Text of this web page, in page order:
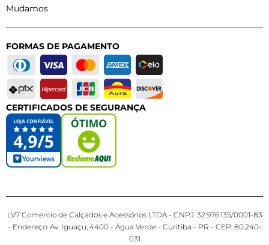
Mudamos
FORMAS DE PAGAMENTO
CERTIFICADOS DE SEGURANÇA
LV7 Comercio de Calçados e Acessórios LTDA - CNPJ: 32.976.135/0001-83
- Endereço: Av. Iguaçu, 4400 - Água Verde - Curitiba - PR - CEP: 80.240-
031